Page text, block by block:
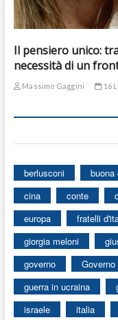
Il pensiero unico:
necessità di un
Massimo Gaggini 16
berlusconi buona
cina
conte
europa
fratelli
giorgia meloni
governo
guerra in ucraina
israele
italia